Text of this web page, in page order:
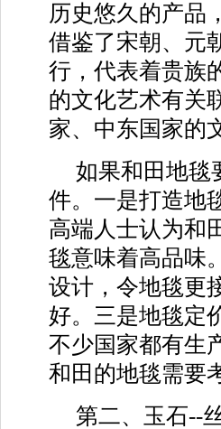
历史悠久的产品
借鉴了宋朝、元
行，代表着贵族
的文化艺术有关
家、中东国家的
如果和田地毯
件。一是打造地
高端人士认为和
毯意味着高品味
设计，令地毯更
好。三是地毯定
不少国家都有生
和田的地毯需要
第二、玉石--